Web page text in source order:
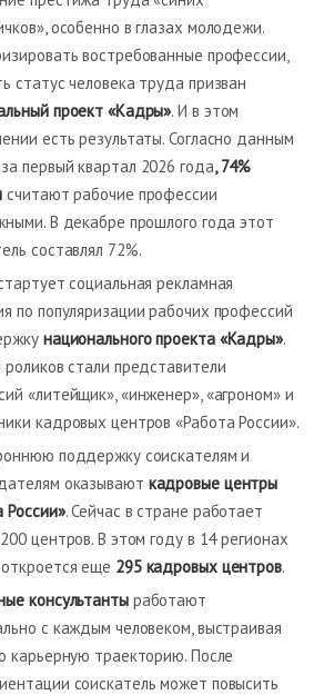
особенно в глазах молодежи.
востребованные профессии,
статус человека труда призван
проект «Кадры». И в этом
есть результаты. Согласно данным
первый квартал 2026 года, 74%
считают рабочие профессии
В декабре прошлого года этот
составлял 72%.
социальная рекламная
по популяризации рабочих профессий
национального проекта «Кадры».
роликов стали представители
«литейщик», «инженер», «агроном» и
кадровых центров «Работа России».
поддержку соискателям и
оказывают кадровые центры
России». Сейчас в стране работает
центров. В этом году в 14 регионах
еще 295 кадровых центров.
консультантыработают
с каждым человеком, выстраивая
карьерную траекторию. После
соискатель может повысить